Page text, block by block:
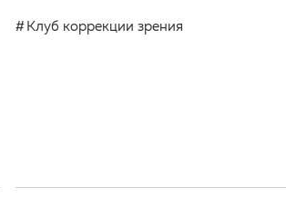
Клуб коррекции зрения